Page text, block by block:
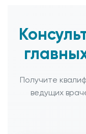
Получите
ведущих